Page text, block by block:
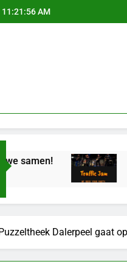
11:21:57 AM
Dalerpeel
57 Jaar Geleden
Dalerpeel gaat